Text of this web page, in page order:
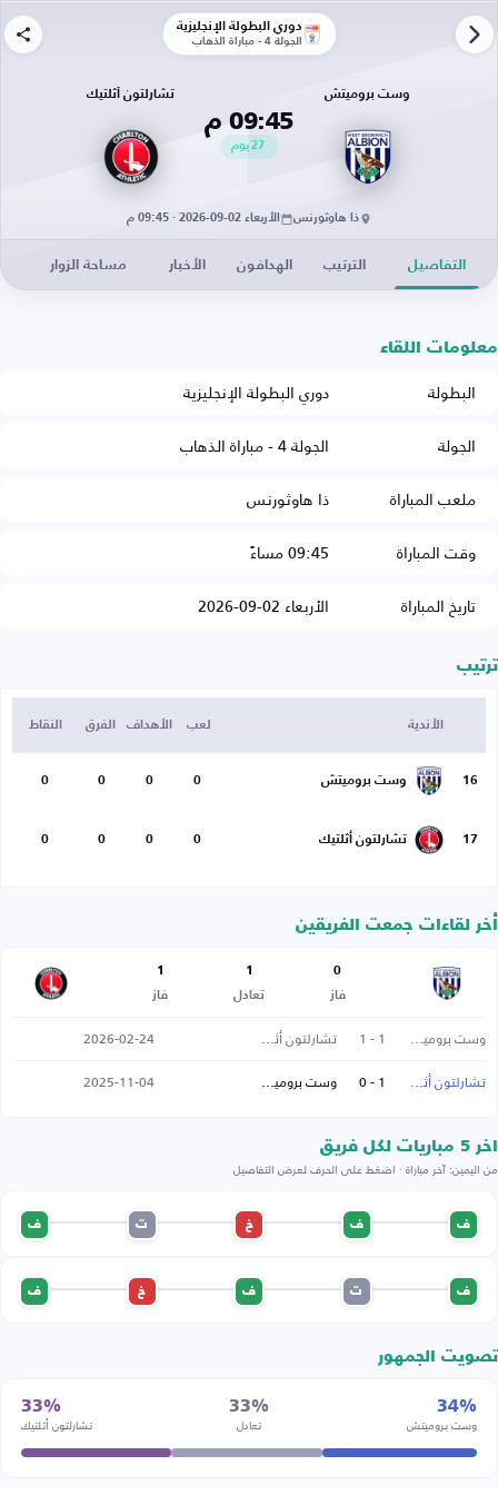
دوري البطولة الإنجليزية
الجولة 4 - مباراة الذهاب
وست بروميتش
09:45 م
27يوم
تشارلتون أثلتيك
ذا هاوثورنس الأربعاء 02-09-2026 · 09:45 م
التفاصيل الترتيب الهدافون الأخبار مساحة الزوار
معلومات اللقاء
البطولة
دوري البطولة الإنجليزية
الجولة
الجولة 4 - مباراة الذهاب
ملعب المباراة
ذا هاوثورنس
وقت المباراة
09:45 مساءً
تاريخ المباراة
الأربعاء 02-09-2026
ترتيب
الأندية لعب الأهداف الفرق النقاط
16 وست بروميتش 0
0
0
0
17 تشارلتون أثلتيك 0
0
0
0
أخر لقاءات جمعت الفريقين
0
فاز
1
تعادل
1
فاز
وست بروميتش 1 - 1 تشارلتون أثلتيك
2026-02-24
تشارلتون أثلتيك
1 - 0 وست بروميتش 2025-11-04
اخر 5 مباريات لكل فريق
من اليمين: آخر مباراة · اضغط على الحرف لعرض التفاصيل
ف ف خ ت ف
ف ت ف خ ف
تصويت الجمهور
34%
وست بروميتش
33%
تعادل
33%
تشارلتون أثلتيك